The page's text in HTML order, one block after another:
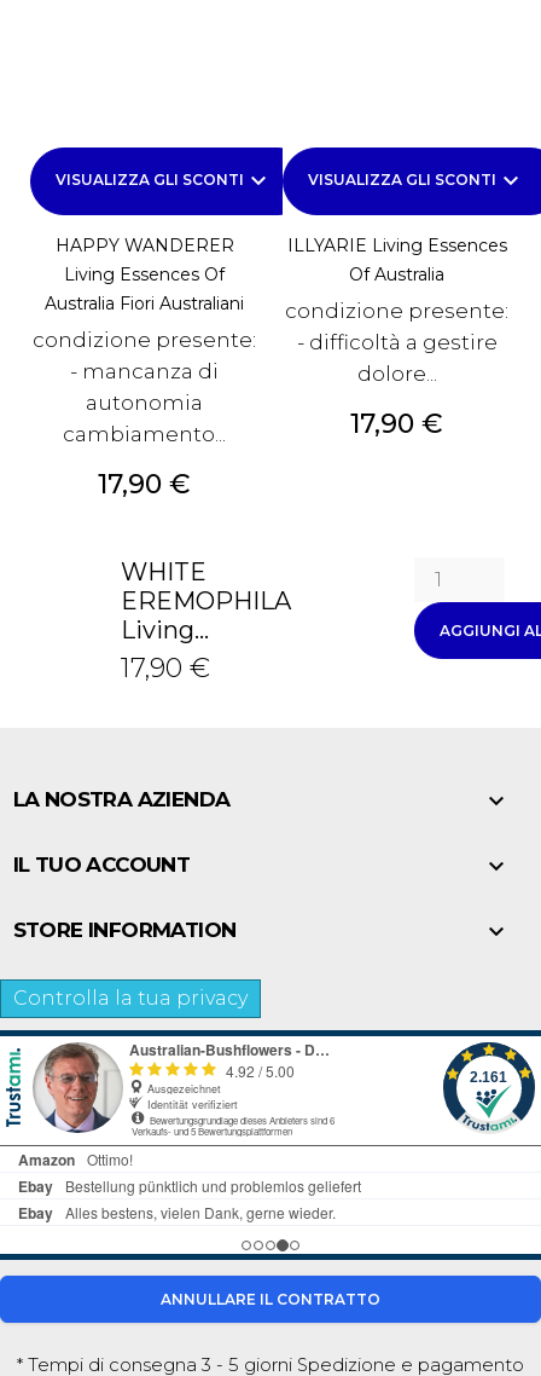
VISUALIZZA GLI SCONTI keyboard_arrow_down
HAPPY WANDERER
Living Essences Of
Australia Fiori Australiani
condizione presente:
- mancanza di
autonomia
cambiamento...
Prezzo
17,90 €
VISUALIZZA GLI SCONTI keyboard_arrow_down
ILLYARIE Living Essences
Of Australia
condizione presente:
- difficoltà a gestire
dolore...
Prezzo
17,90 €
WHITE
EREMOPHILA
Living...
17,90 €
AGGIUNGI
LA NOSTRA AZIENDA 
IL TUO ACCOUNT 
STORE INFORMATION 
Controlla la tua privacy
ANNULLARE IL CONTRATTO
* Tempi di consegna 3 - 5 giorni Spedizione e pagamento